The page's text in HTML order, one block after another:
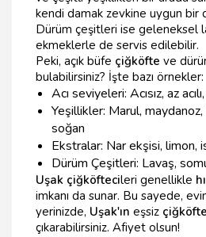
kendi damak zevkine uygun bir
Dürüm çeşitleri ise geleneksel
ekmeklerle de servis edilebilir.
Peki, açık büfe çiğköfte ve
bulabilirsiniz? İşte bazı örnekler:
Acı seviyeleri: Acısız, az
Yeşillikler: Marul,
soğan
Ekstralar: Nar ekşisi, limon,
Dürüm Çeşitleri: Lavaş,
Uşak çiğköftecileri genellikle
imkanı da sunar. Bu sayede,
yerinizde, Uşak'ın eşsiz çiğköfte
çıkarabilirsiniz. Afiyet olsun!